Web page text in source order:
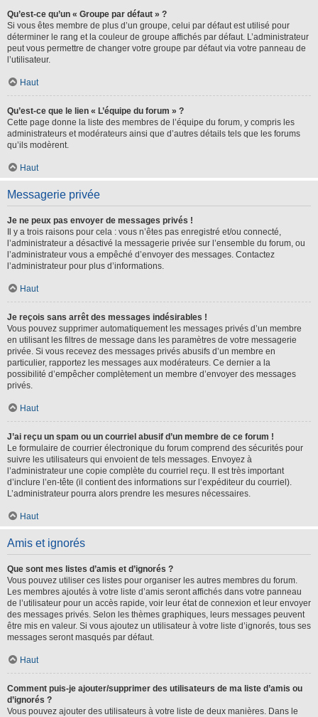
Qu’est-ce qu’un « Groupe par défaut » ?
Si vous êtes membre de plus d’un groupe, celui par défaut est utilisé pour
déterminer le rang et la couleur de groupe affichés par défaut. L’administrateur
peut vous permettre de changer votre groupe par défaut via votre panneau de
l’utilisateur.
Haut
Qu’est-ce que le lien « L’équipe du forum » ?
Cette page donne la liste des membres de l’équipe du forum, y compris les
administrateurs et modérateurs ainsi que d’autres détails tels que les forums
qu’ils modèrent.
Haut
Messagerie privée
Je ne peux pas envoyer de messages privés !
Il y a trois raisons pour cela : vous n’êtes pas enregistré et/ou connecté,
l’administrateur a désactivé la messagerie privée sur l’ensemble du forum, ou
l’administrateur vous a empêché d’envoyer des messages. Contactez
l’administrateur pour plus d’informations.
Haut
Je reçois sans arrêt des messages indésirables !
Vous pouvez supprimer automatiquement les messages privés d’un membre
en utilisant les filtres de message dans les paramètres de votre messagerie
privée. Si vous recevez des messages privés abusifs d’un membre en
particulier, rapportez les messages aux modérateurs. Ce dernier a la
possibilité d’empêcher complètement un membre d’envoyer des messages
privés.
Haut
J’ai reçu un spam ou un courriel abusif d’un membre de ce forum !
Le formulaire de courrier électronique du forum comprend des sécurités pour
suivre les utilisateurs qui envoient de tels messages. Envoyez à
l’administrateur une copie complète du courriel reçu. Il est très important
d’inclure l’en-tête (il contient des informations sur l’expéditeur du courriel).
L’administrateur pourra alors prendre les mesures nécessaires.
Haut
Amis et ignorés
Que sont mes listes d’amis et d’ignorés ?
Vous pouvez utiliser ces listes pour organiser les autres membres du forum.
Les membres ajoutés à votre liste d’amis seront affichés dans votre panneau
de l’utilisateur pour un accès rapide, voir leur état de connexion et leur envoyer
des messages privés. Selon les thèmes graphiques, leurs messages peuvent
être mis en valeur. Si vous ajoutez un utilisateur à votre liste d’ignorés, tous ses
messages seront masqués par défaut.
Haut
Comment puis-je ajouter/supprimer des utilisateurs de ma liste d’amis ou
d’ignorés ?
Vous pouvez ajouter des utilisateurs à votre liste de deux manières. Dans le